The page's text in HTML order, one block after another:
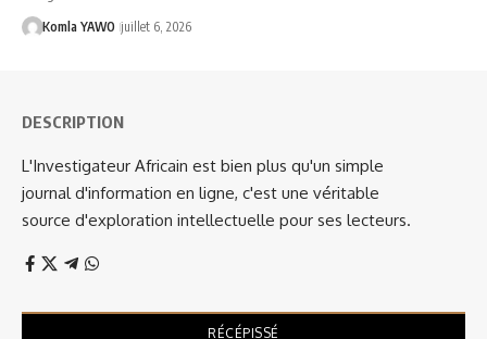
Komla YAWO juillet 6, 2026
DESCRIPTION
L'Investigateur Africain est bien plus qu'un simple
journal d'information en ligne, c'est une véritable
source d'exploration intellectuelle pour ses lecteurs.
RÉCÉPISSÉ